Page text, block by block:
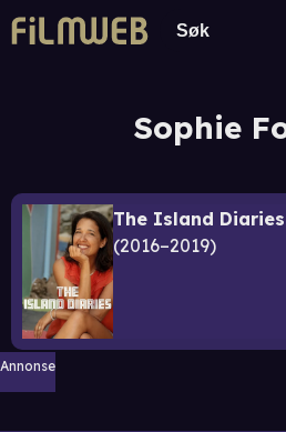
Sophie
The Island Diaries
2016–2019
Annonse